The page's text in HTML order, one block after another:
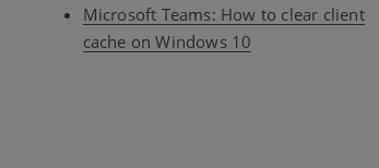
Microsoft Teams: How to clear client
cache on Windows 10